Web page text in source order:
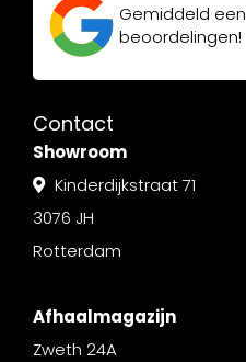
Gemiddeld een
beoordelingen!
Contact
Showroom
Kinderdijkstraat 71
3076 JH
Rotterdam
Afhaalmagazijn
Zweth 24A